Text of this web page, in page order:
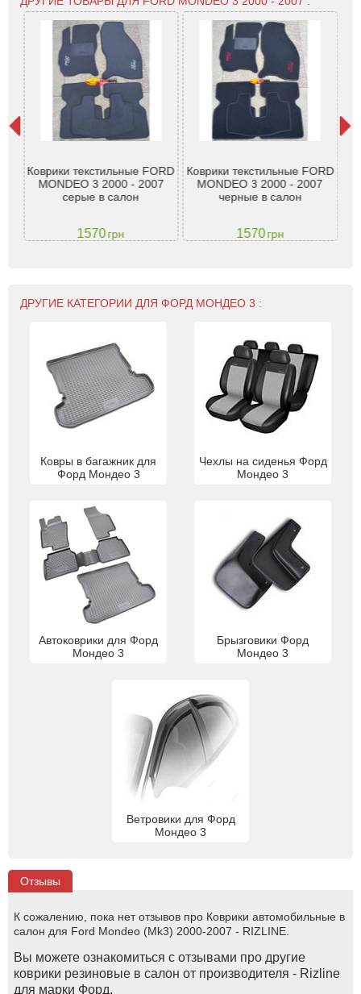
Коврики текстильные FORD
MONDEO 3 2000 - 2007
серые в салон
1570грн
Коврики текстильные FORD
MONDEO 3 2000 - 2007
черные в салон
1570грн
ДРУГИЕ КАТЕГОРИИ ДЛЯ ФОРД МОНДЕО 3 :
Ковры в багажник для
Форд Мондео 3
Чехлы на сиденья Форд
Мондео 3
Автоковрики для Форд
Мондео 3
Брызговики Форд
Мондео 3
Ветровики для Форд
Мондео 3
Отзывы
К сожалению, пока нет отзывов про Коврики автомобильные в
салон для Ford Mondeo (Mk3) 2000-2007 - RIZLINE.
Вы можете ознакомиться с отзывами про другие
коврики резиновые в салон от производителя - Rizline
для марки Форд.